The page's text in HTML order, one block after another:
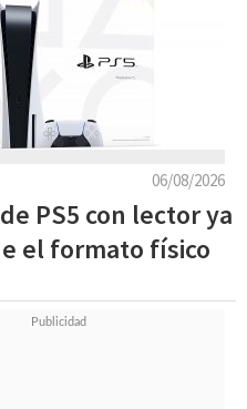
06/08/2026
PS5 con lector ya
el formato físico